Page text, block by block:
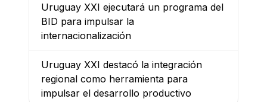
Uruguay XXI ejecutará un programa del
BID para impulsar la
internacionalización
Uruguay XXI destacó la integración
regional como herramienta para
impulsar el desarrollo productivo